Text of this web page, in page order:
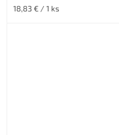
Jednotková
18,83 € / 1 ks